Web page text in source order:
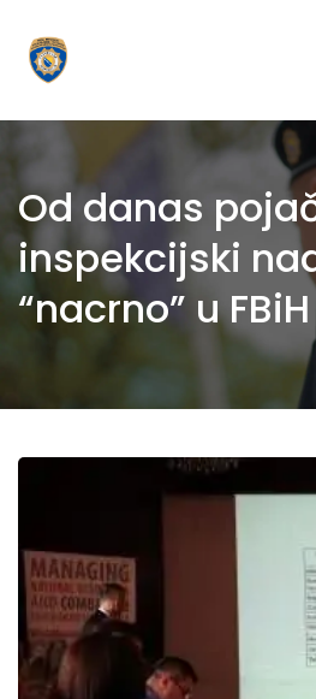
Od danas
inspekcijski
“nacrno” u FBiH